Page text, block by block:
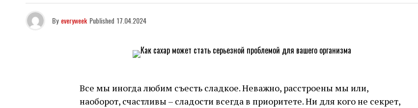
By everyweek Published 17.04.2024
Все мы иногда любим съесть сладкое. Неважно, расстроены мы или,
наоборот, счастливы – сладости всегда в приоритете. Ни для кого не секрет,